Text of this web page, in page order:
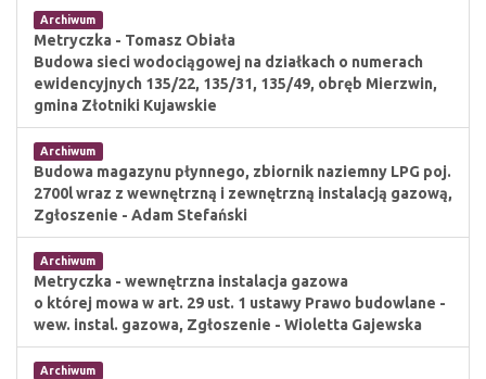
Archiwum
Metryczka - Tomasz Obiała
Budowa sieci wodociągowej na działkach o numerach
ewidencyjnych 135/22, 135/31, 135/49, obręb Mierzwin,
gmina Złotniki Kujawskie
Archiwum
Budowa magazynu płynnego, zbiornik naziemny LPG poj.
2700l wraz z wewnętrzną i zewnętrzną instalacją gazową,
Zgłoszenie - Adam Stefański
Archiwum
Metryczka - wewnętrzna instalacja gazowa
o której mowa w art. 29 ust. 1 ustawy Prawo budowlane -
wew. instal. gazowa, Zgłoszenie - Wioletta Gajewska
Archiwum